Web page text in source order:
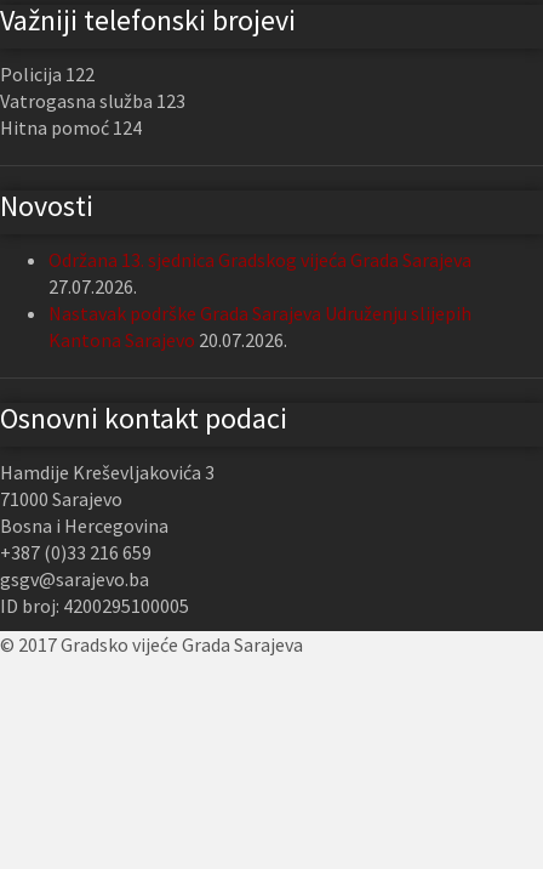
Važniji telefonski brojevi
Policija 122
Vatrogasna služba 123
Hitna pomoć 124
Novosti
Održana 13. sjednica Gradskog vijeća Grada Sarajeva
27.07.2026.
Nastavak podrške Grada Sarajeva Udruženju slijepih
Kantona Sarajevo 20.07.2026.
Osnovni kontakt podaci
Hamdije Kreševljakovića 3
71000 Sarajevo
Bosna i Hercegovina
+387 (0)33 216 659
gsgv@sarajevo.ba
ID broj: 4200295100005
© 2017 Gradsko vijeće Grada Sarajeva